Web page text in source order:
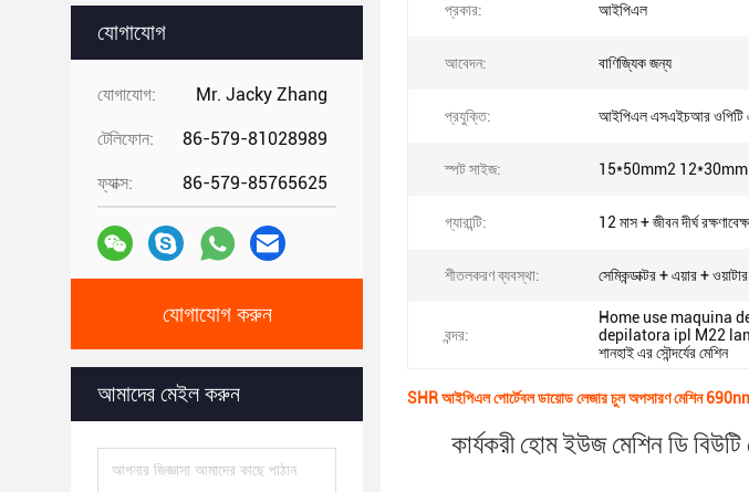
যোগাযোগ
যোগাযোগ: Mr. Jacky Zhang
টেলিফোন: 86-579-81028989
ফ্যাক্স: 86-579-85765625
যোগাযোগ করুন
আমাদের মেইল ​​করুন
প্রকার: আইপিএল
আবেদন: বাণিজ্যিক জন্য
প্রযুক্তি: আইপিএল এসএইচআর ওপিটি
স্পট সাইজ: 15*50mm2
গ্যারান্টি: 12 মাস + জীবন দীর্ঘ
শীতলকরণ ব্যবস্থা: সেমিকন্ডাক্টর + এয়ার +
বন্দর:
Home use maquina
depilatora ipl M22
শানহাই এর সৌন্দর্যের মেশিন
SHR আইপিএল পোর্টেবল ডায়োড লেজার চুল অপসারণ মেশিন
কার্যকরী হোম ইউজ মেশিন ডি